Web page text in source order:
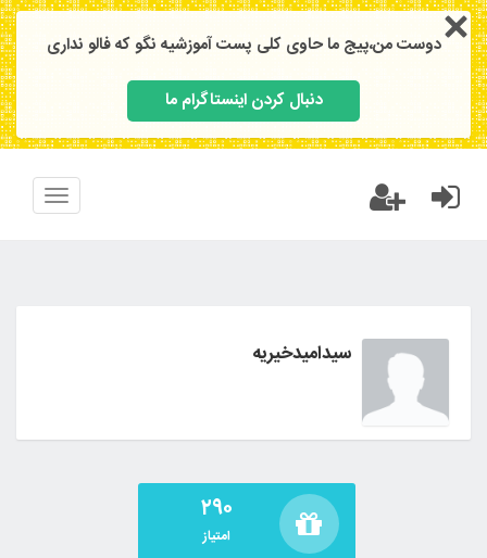
دوست من،پیج ما حاوی کلی پست آموزشیه نگو که فالو نداری
دنبال کردن اینستاگرام ما
Toggle
سیدامیدخیریه
۲۹۰
امتیاز